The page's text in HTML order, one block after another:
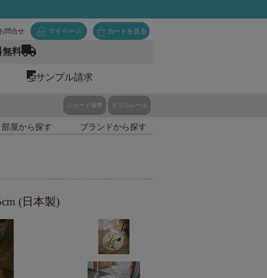
問合せ マイページ カートを見る
無料
サンプル請求
シェード張替 ダブルレール
屋から探す ブランドから探す
(日本製)